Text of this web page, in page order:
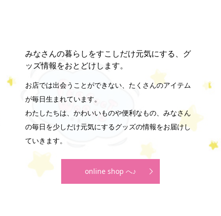
みなさんの暮らしをすこしだけ元気にする、グ
ッズ情報をおとどけします。
お店では出会うことができない、たくさんのアイテム
が毎日生まれています。
わたしたちは、かわいいものや便利なもの、みなさん
の毎日を少しだけ元気にするグッズの情報をお届けし
ていきます。
online shop へ♪